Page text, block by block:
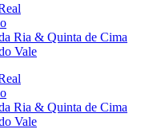
Ria & Quinta de Cima
Vale
Ria & Quinta de Cima
Vale